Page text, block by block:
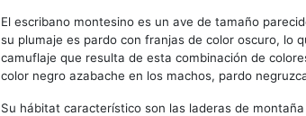
El escribano montesino es un ave de tamaño
su plumaje es pardo con franjas de color oscuro, lo
camuflaje que resulta de esta combinación de
color negro azabache en los machos, pardo
Su hábitat característico son las laderas de